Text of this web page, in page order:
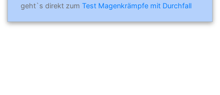
geht`s direkt zum Test Magenkrämpfe mit Durchfall